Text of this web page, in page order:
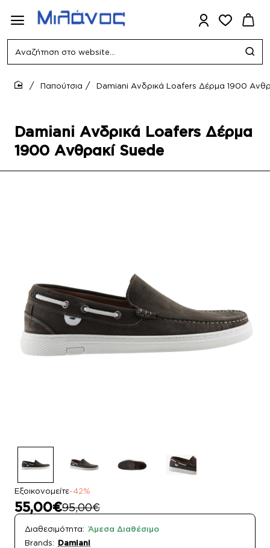
Αναζήτηση
website...
Damiani Ανδρικά Loafers Δέρμα
1900 Ανθρακί Suede
Παπούτσια Damiani Ανδρικά Loafers Δέρμα 1900
Εξοικονομείτε-42%
55,00€95,00€
Διαθεσιμότητα: Άμεσα Διαθέσιμο
Brands: Damiani